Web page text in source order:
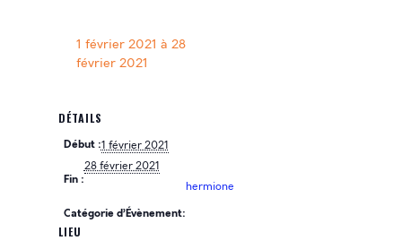
1 février 2021 à 28
février 2021
DÉTAILS
Début :1 février 2021
Fin :
28 février 2021
Catégorie d’Évènement:
hermione
LIEU